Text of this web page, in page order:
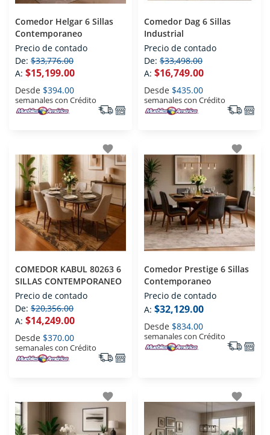
Comedor Helgar 6 Sillas
Contemporaneo
Precio de contado
De: $33,776.00
A: $15,199.00
Desde $394.00
semanales con Crédito
Comedor Dag 6 Sillas
Industrial
Precio de contado
De: $33,498.00
A: $16,749.00
Desde $435.00
semanales con Crédito
favorite
COMEDOR KABUL 80263 6
SILLAS CONTEMPORANEO
Precio de contado
De: $20,356.00
A: $14,249.00
Desde $370.00
semanales con Crédito
favorite
Comedor Prestige 6 Sillas
Contemporaneo
Precio de contado
A: $32,129.00
Desde $834.00
semanales con Crédito
favorite favorite